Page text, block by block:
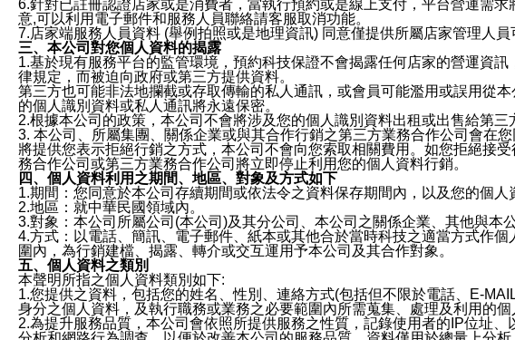
6.針對已註冊認證店家或是消費者，當執行預約或是線上支付，平台營運需
意,可以利用電子郵件和服務人員聯絡請客服取消功能。
7.店家端服務人員資料 (舉例拍照或是地理資訊) 同意僅提供所屬店家管理人
三、本公司對您個人資料的揭露
1.基於現有服務平台的監管環境，預約科技保證不會揭露任何店家的營運資
律規定，而被迫向政府或第三方提供資料。
第三方也可能非法地攔截或存取傳輸的私人通訊，或會員可能濫用或誤用從
的個人識別資料或私人通訊將永遠保密。
2.根據本公司的政策，本公司不會將涉及您的個人識別資料出租或出售給第三
3. 本公司、所屬集團、關係企業或與其合作行銷之第三方業務合作公司會在
將提供您表示拒絕行銷之方式，本公司不會向您索取相關費用。如您拒絕接
務合作公司或第三方業務合作公司將立即停止利用您的個人資料行銷。
四、個人資料利用之期間、地區、對象及方式如下
1.期間：您同意於本公司存續期間或依法令之資料保存期間內，以及您的個
2.地區：就中華民國領域內。
3.對象：本公司所屬公司(本公司)及其分公司、本公司之關係企業、其他與本
4.方式：以電話、簡訊、電子郵件、紙本或其他合於當時科技之適當方式作
圍內，為行銷建檔、揭露、轉介或交互運用予本公司及其合作對象。
五、個人資料之類別
本聲明所指之個人資料類別如下:
1.您提供之資料，包括您的姓名、性別、連絡方式(包括但不限於電話、E-
身分之個人資料，及執行職務或業務之必要範圍內所需蒐集、處理及利用的個
2.為提升服務品質，本公司會依照所提供服務之性質，記錄使用者的IP位址